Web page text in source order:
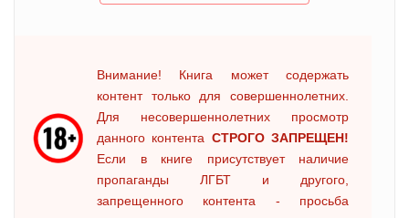
Внимание! Книга может содержать
контент только для совершеннолетних.
Для несовершеннолетних просмотр
данного контента СТРОГО ЗАПРЕЩЕН!
Если в книге присутствует наличие
пропаганды ЛГБТ и другого,
запрещенного контента - просьба